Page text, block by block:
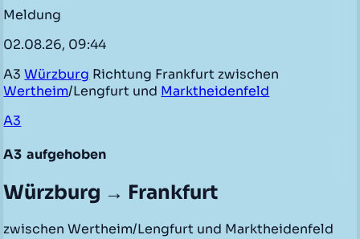
Meldung
02.08.26, 09:44
A3Würzburg Richtung Frankfurt zwischen
Wertheim/Lengfurt und Marktheidenfeld
A3
A3 aufgehoben
Würzburg → Frankfurt
zwischen Wertheim/Lengfurt und Marktheidenfeld